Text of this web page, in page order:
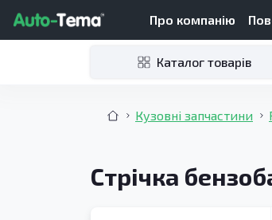
Про компанію
Каталог товарів
Кузовні запчастини
Стрічка